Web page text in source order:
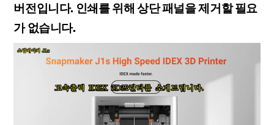
버전입니다. 인쇄를 위해 상단 패널을 제거할 필요
가 없습니다.